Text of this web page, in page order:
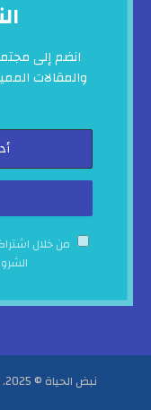
انضم إلى
والمقالات
من خلال
نبض الحياة © 2025. تنفيذ وتطوير ♥